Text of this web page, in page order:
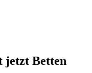
jetzt Betten